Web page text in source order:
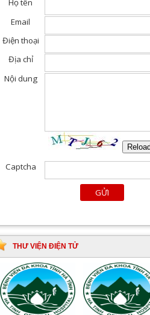
THƯ VIỆN ĐIỆN TỬ